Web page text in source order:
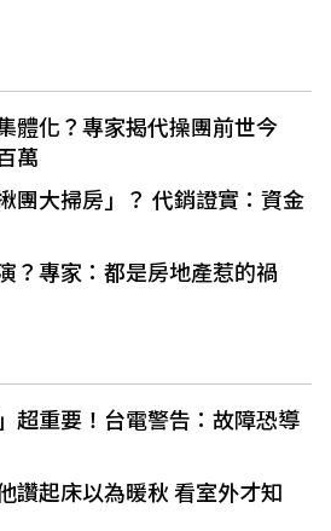
體化？專家揭代操團前世今
萬
團大掃房」？ 代銷證實：資金
？專家：都是房地產惹的禍
超重要！台電警告：故障恐導
讚起床以為暖秋 看室外才知